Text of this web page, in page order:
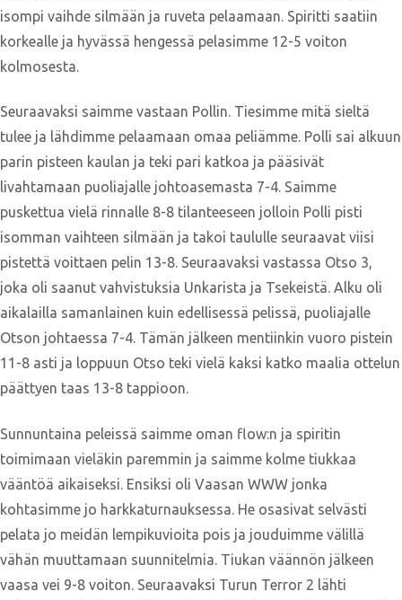
isompi vaihde silmään ja ruveta pelaamaan. Spiritti saatiin
korkealle ja hyvässä hengessä pelasimme 12-5 voiton
kolmosesta.
Seuraavaksi saimme vastaan Pollin. Tiesimme mitä sieltä
tulee ja lähdimme pelaamaan omaa peliämme. Polli sai alkuun
parin pisteen kaulan ja teki pari katkoa ja pääsivät
livahtamaan puoliajalle johtoasemasta 7-4. Saimme
puskettua vielä rinnalle 8-8 tilanteeseen jolloin Polli pisti
isomman vaihteen silmään ja takoi taululle seuraavat viisi
pistettä voittaen pelin 13-8. Seuraavaksi vastassa Otso 3,
joka oli saanut vahvistuksia Unkarista ja Tsekeistä. Alku oli
aikalailla samanlainen kuin edellisessä pelissä, puoliajalle
Otson johtaessa 7-4. Tämän jälkeen mentiinkin vuoro pistein
11-8 asti ja loppuun Otso teki vielä kaksi katko maalia ottelun
päättyen taas 13-8 tappioon.
Sunnuntaina peleissä saimme oman flow:n ja spiritin
toimimaan vieläkin paremmin ja saimme kolme tiukkaa
vääntöä aikaiseksi. Ensiksi oli Vaasan WWW jonka
kohtasimme jo harkkaturnauksessa. He osasivat selvästi
pelata jo meidän lempikuvioita pois ja jouduimme välillä
vähän muuttamaan suunnitelmia. Tiukan väännön jälkeen
vaasa vei 9-8 voiton. Seuraavaksi Turun Terror 2 lähti